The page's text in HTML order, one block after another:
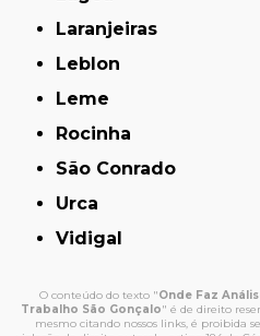
Laranjeiras
Leblon
Leme
Rocinha
São Conrado
Urca
Vidigal
O conteúdo do texto "Onde Faz
Trabalho São Gonçalo" é de direito
mesmo citando nossos links, é proibida